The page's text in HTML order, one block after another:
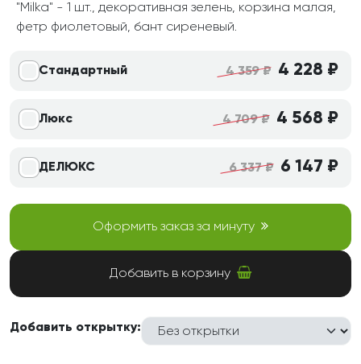
"Milka" - 1 шт., декоративная зелень, корзина малая,
фетр фиолетовый, бант сиреневый.
Стандартный 4 359 ₽ 4 228 ₽
Люкс 4 709 ₽ 4 568 ₽
ДЕЛЮКС 6 337 ₽ 6 147 ₽
Оформить заказ за минуту
Добавить в корзину
Добавить открытку: